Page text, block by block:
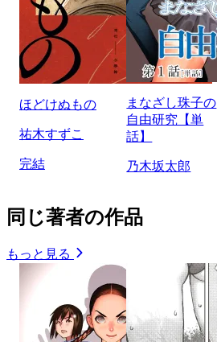
ほどけぬもの
祐木すずこ
完結
まなざし珠子の
自由研究【単
話】
乃木坂太郎
同じ著者の作品
もっと見る